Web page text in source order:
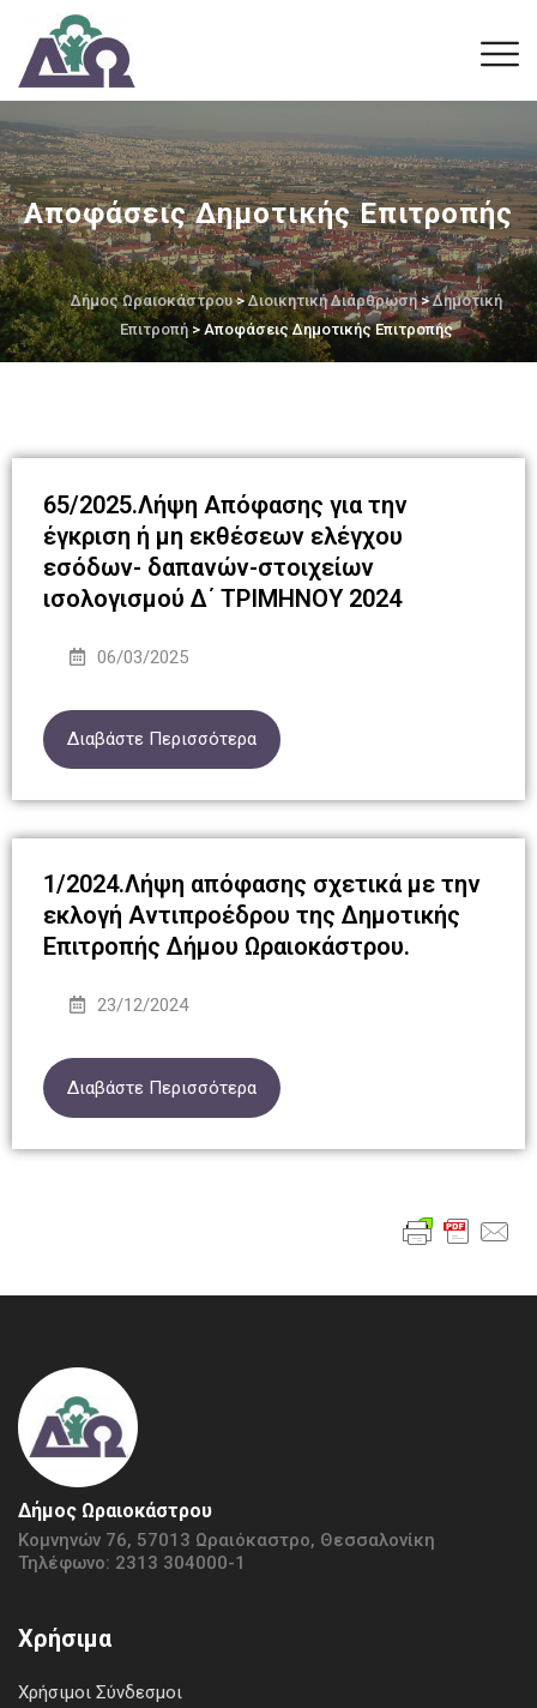
Αποφάσεις Δημοτικής Επιτροπής
Δήμος Ωραιοκάστρου>Διοικητική Διάρθρωση>Δημοτική
Επιτροπή> Αποφάσεις Δημοτικής Επιτροπής
65/2025.Λήψη Απόφασης για την
έγκριση ή μη εκθέσεων ελέγχου
εσόδων- δαπανών-στοιχείων
ισολογισμού Δ΄ ΤΡΙΜΗΝΟΥ 2024
06/03/2025
Διαβάστε Περισσότερα
1/2024.Λήψη απόφασης σχετικά με την
εκλογή Αντιπροέδρου της Δημοτικής
Επιτροπής Δήμου Ωραιοκάστρου.
23/12/2024
Διαβάστε Περισσότερα
Δήμος Ωραιοκάστρου
Κομνηνών 76, 57013 Ωραιόκαστρο, Θεσσαλονίκη
Τηλέφωνο: 2313 304000-1
Χρήσιμα
Χρήσιμοι Σύνδεσμοι